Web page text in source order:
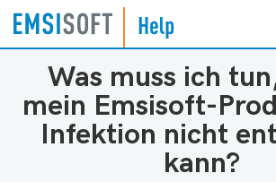
MALWARE-INFEKTIONEN
Was muss ich
mein Emsisoft-
Infektion nicht
kann?